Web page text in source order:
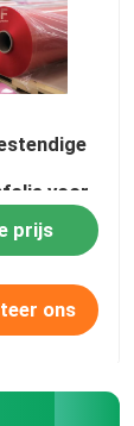
voor
prijs
ons